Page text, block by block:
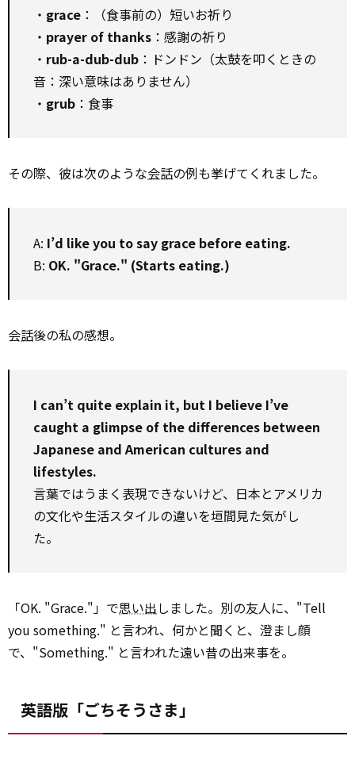
・ grace ：（食事前の）短いお祈り
・ prayer of thanks ：感謝の祈り
・ rub-a-dub-dub ：ドンドン（太鼓を叩くときの
音：深い意味はありません）
・ grub ：食事
その際、彼は次のような会話の例も挙げてくれました。
A: I’d like you to say grace before eating.
B: OK. "Grace." (Starts eating.)
会話後の私の感想。
I can’t quite explain it, but I believe I’ve
caught a glimpse of the differences between
Japanese and American cultures and
lifestyles.
言葉ではうまく表現できないけど、日本とアメリカ
の文化や生活スタイルの違いを垣間見た気がし
た。
「OK. "Grace."」で思い出しました。別の友人に、"Tell
you something." と言われ、何かと聞くと、澄まし顔
で、"Something." と言われた遠い昔の出来事を。
英語版「ごちそうさま」